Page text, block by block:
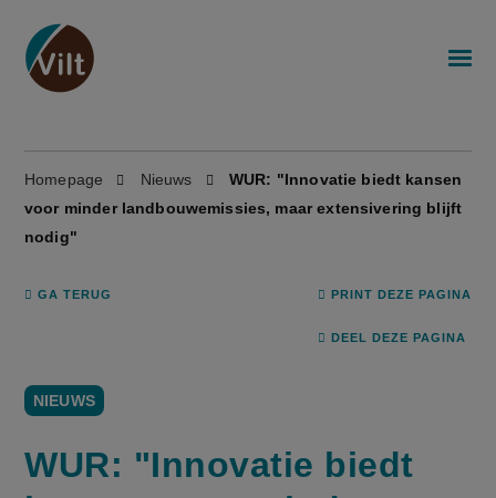
Homepage Nieuws
WUR: "Innovatie biedt kansen
voor minder landbouwemissies, maar extensivering blijft
nodig"
GA TERUG PRINT DEZE PAGINA
DEEL DEZE PAGINA
NIEUWS
WUR: "Innovatie biedt